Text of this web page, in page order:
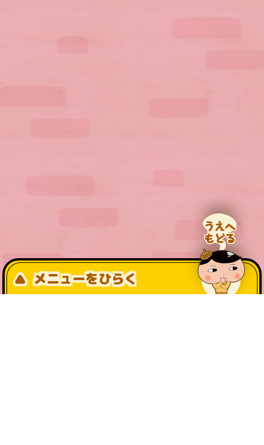
メニューをひらく
公式SNS一覧